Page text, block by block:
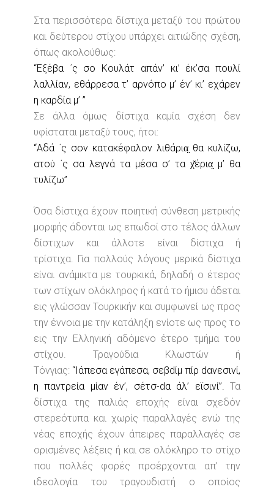
Στα περισσότερα δίστιχα μεταξύ του πρώτου
και δεύτερου στίχου υπάρχει αιτιώδης σχέση,
όπως ακολούθως:
“Εξέβα ΄ς σο Κουλάτ απάν’ κι’ έκ’σα πουλί
λαλλίαν, εθάρρεσα τ’ αρνόπο μ’ έν’ κι’ εχάρεν
η καρδία μ’ ”
Σε άλλα όμως δίστιχα καμία σχέση δεν
υφίσταται μεταξύ τους, ήτοι:
“Αδά ΄ς σον κατακέφαλον λιθάρια̤ θα κυλίζω,
ατού ΄ς σα λεγνά τα μέσα σ’ τα χ̌έρια̤ μ’ θα
τυλίζω”
Όσα δίστιχα έχουν ποιητική σύνθεση μετρικής
μορφής άδονται ως επωδοί στο τέλος άλλων
δίστιχων και άλλοτε είναι δίστιχα ή
τρίστιχα. Για πολλούς λόγους μερικά δίστιχα
είναι ανάμικτα με τουρκικά, δηλαδή ο έτερος
των στίχων ολόκληρος ή κατά το ήμισυ άδεται
εις γλώσσαν Τουρκικήν και συμφωνεί ως προς
την έννοια με την κατάληξη ενίοτε ως προς το
εις την Ελληνική αδόμενο έτερο τμήμα του
στίχου. Τραγούδια Κλωστών ή
Τόνγιας: “Ιάπεσα εγάπεσα, σεβdίμ πίρ dανεσινί,
η παντρεία μίαν έν’, σέτσ-dα άλ’ εϊσινί”. Τα
δίστιχα της παλιάς εποχής είναι σχεδόν
στερεότυπα και χωρίς παραλλαγές ενώ της
νέας εποχής έχουν άπειρες παραλλαγές σε
ορισμένες λέξεις ή και σε ολόκληρο το στίχο
που πολλές φορές προέρχονται απ’ την
ιδεολογία του τραγουδιστή ο οποίος